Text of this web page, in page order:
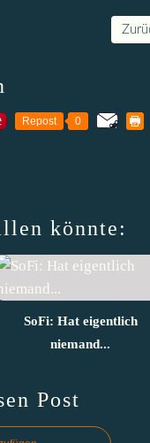
Repost 0
könnte:
SoFi: Hat eigentlich
niemand...
Post